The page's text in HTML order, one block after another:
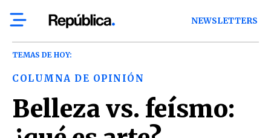
NEWSLETTERS
TEMAS DE HOY:
COLUMNA DE OPINIÓN
Belleza vs. feísmo: